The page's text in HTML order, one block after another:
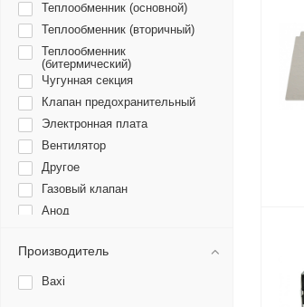
Теплообменник (основной)
Теплообменник (вторичный)
Теплообменник
(битермический)
Чугунная секция
Клапан предохранительный
Электронная плата
Вентилятор
Другое
Газовый клапан
Анод
Горелка
Датчики температуры,
термостаты
Производитель
Baxi